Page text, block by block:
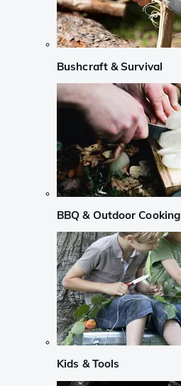
Bushcraft & Survival
BBQ & Outdoor Cooking
Kids & Tools